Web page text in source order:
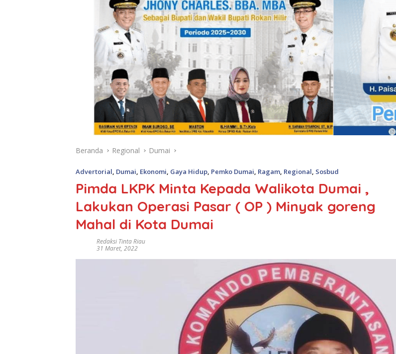
Beranda Regional Dumai
Advertorial, Dumai, Ekonomi, Gaya Hidup, Pemko Dumai, Ragam, Regional, Sosbud
Pimda LKPK Minta Kepada Walikota Dumai ,
Lakukan Operasi Pasar ( OP ) Minyak goreng
Mahal di Kota Dumai
Redaksi Tinta Riau
31 Maret, 2022